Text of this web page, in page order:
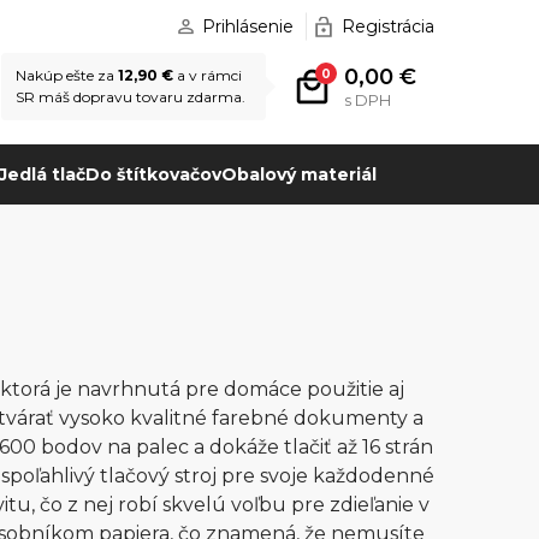
Prihlásenie Registrácia
0 0,00 €
s DPH
Nakúp ešte za 12,90 € a v rámci
SR máš dopravu tovaru zdarma.
tlačDo štítkovačovObalový materiál
je navrhnutá pre domáce použitie aj
vysoko kvalitné farebné dokumenty a
bodov na palec a dokáže tlačiť až 16 strán
tlačový stroj pre svoje každodenné
čo z nej robí skvelú voľbu pre zdieľanie v
papiera, čo znamená, že nemusíte